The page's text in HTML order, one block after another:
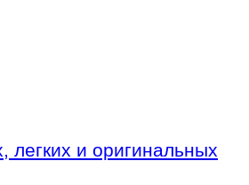
легких и оригинальных